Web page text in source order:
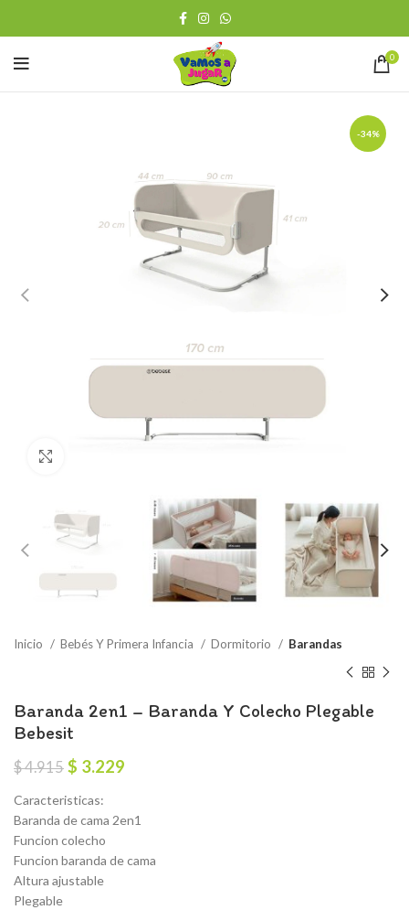
0
-34%
Inicio Bebés Y Primera Infancia Dormitorio Barandas
Baranda 2en1 – Baranda Y Colecho Plegable
Bebesit
$4.915 El
original
era:
$ 4.915.
$ 3.229
es:
Caracteristicas:
Baranda de cama 2en1
Funcion colecho
Funcion baranda de cama
Altura ajustable
Plegable